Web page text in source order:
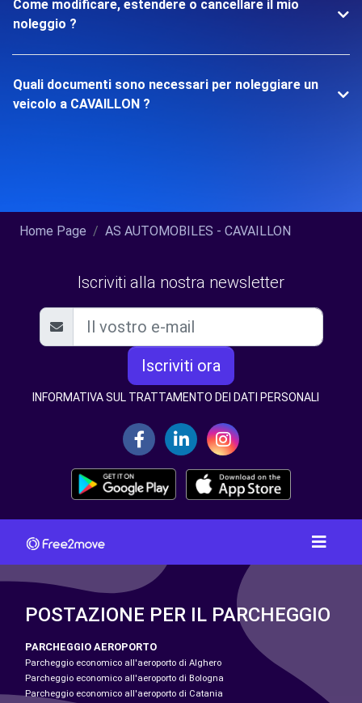
Come modificare, estendere o cancellare il mio
noleggio ?
Quali documenti sono necessari per noleggiare un
veicolo a CAVAILLON ?
Home Page AS AUTOMOBILES - CAVAILLON
Iscriviti alla nostra newsletter
Iscriviti ora
INFORMATIVA SUL TRATTAMENTO DEI DATI PERSONALI
POSTAZIONE PER IL PARCHEGGIO
PARCHEGGIO AEROPORTO
Parcheggio economico all'aeroporto di Alghero
Parcheggio economico all'aeroporto di Bologna
Parcheggio economico all'aeroporto di Catania